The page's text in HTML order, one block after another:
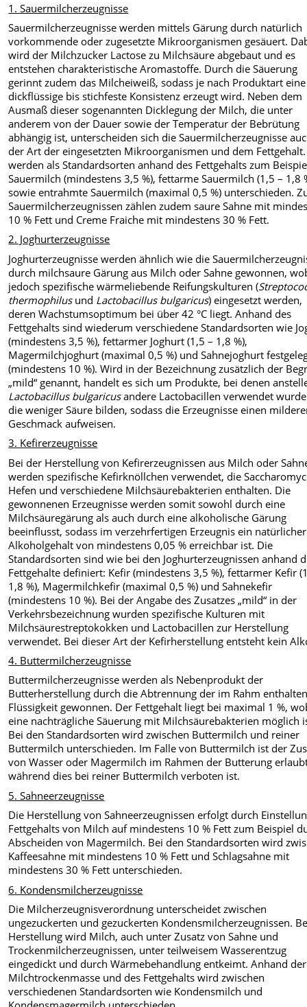
1. Sauermilcherzeugnisse
Sauermilcherzeugnisse werden mittels Gärung durch natürlich
vorkommende oder zugesetzte Mikroorganismen gesäuert.
wird der Milchzucker Lactose zu Milchsäure abgebaut und es
entstehen charakteristische Aromastoffe. Durch die Säuerung
gerinnt zudem das Milcheiweiß, sodass je nach Produktart eine
dickflüssige bis stichfeste Konsistenz erzeugt wird. Neben dem
Ausmaß dieser sogenannten Dicklegung der Milch, die unter
anderem von der Dauer sowie der Temperatur der Bebrütung
abhängig ist, unterscheiden sich die Sauermilcherzeugnisse
der Art der eingesetzten Mikroorganismen und dem Fettgehalt.
werden als Standardsorten anhand des Fettgehalts zum
Sauermilch (mindestens 3,5 %), fettarme Sauermilch (1,5 – 1,8
sowie entrahmte Sauermilch (maximal 0,5 %) unterschieden.
Sauermilcherzeugnissen zählen zudem saure Sahne mit
10 % Fett und Creme Fraiche mit mindestens 30 % Fett.
2. Joghurterzeugnisse
Joghurterzeugnisse werden ähnlich wie die
durch milchsaure Gärung aus Milch oder Sahne gewonnen,
jedoch spezifische wärmeliebende Reifungskulturen (
thermophilusund Lactobacillus bulgaricus) eingesetzt werden,
deren Wachstumsoptimum bei über 42 °C liegt. Anhand des
Fettgehalts sind wiederum verschiedene Standardsorten wie
(mindestens 3,5 %), fettarmer Joghurt (1,5 – 1,8 %),
Magermilchjoghurt (maximal 0,5 %) und Sahnejoghurt
(mindestens 10 %). Wird in der Bezeichnung zusätzlich der
„mild“ genannt, handelt es sich um Produkte, bei denen
Lactobacillus bulgaricusandere Lactobacillen verwendet
die weniger Säure bilden, sodass die Erzeugnisse einen
Geschmack aufweisen.
3. Kefirerzeugnisse
Bei der Herstellung von Kefirerzeugnissen aus Milch oder
werden spezifische Kefirknöllchen verwendet, die
Hefen und verschiedene Milchsäurebakterien enthalten. Die
gewonnenen Erzeugnisse werden somit sowohl durch eine
Milchsäuregärung als auch durch eine alkoholische Gärung
beeinflusst, sodass im verzehrfertigen Erzeugnis ein natürlicher
Alkoholgehalt von mindestens 0,05 % erreichbar ist. Die
Standardsorten sind wie bei den Joghurterzeugnissen anhand
Fettgehalte definiert: Kefir (mindestens 3,5 %), fettarmer Kefir
1,8 %), Magermilchkefir (maximal 0,5 %) und Sahnekefir
(mindestens 10 %). Bei der Angabe des Zusatzes „mild“ in der
Verkehrsbezeichnung wurden spezifische Kulturen mit
Milchsäurestreptokokken und Lactobacillen zur Herstellung
verwendet. Bei dieser Art der Kefirherstellung entsteht kein
4. Buttermilcherzeugnisse
Buttermilcherzeugnisse werden als Nebenprodukt der
Butterherstellung durch die Abtrennung der im Rahm
Flüssigkeit gewonnen. Der Fettgehalt liegt bei maximal 1 %,
eine nachträgliche Säuerung mit Milchsäurebakterien möglich
Bei den Standardsorten wird zwischen Buttermilch und reiner
Buttermilch unterschieden. Im Falle von Buttermilch ist der
von Wasser oder Magermilch im Rahmen der Butterung
während dies bei reiner Buttermilch verboten ist.
5. Sahneerzeugnisse
Die Herstellung von Sahneerzeugnissen erfolgt durch
Fettgehalts von Milch auf mindestens 10 % Fett zum Beispiel
Abscheiden von Magermilch. Bei den Standardsorten wird
Kaffeesahne mit mindestens 10 % Fett und Schlagsahne mit
mindestens 30 % Fett unterschieden.
6. Kondensmilcherzeugnisse
Die Milcherzeugnisverordnung unterscheidet zwischen
ungezuckerten und gezuckerten Kondensmilcherzeugnissen.
Herstellung wird Milch, auch unter Zusatz von Sahne und
Trockenmilcherzeugnissen, unter teilweisem Wasserentzug
eingedickt und durch Wärmebehandlung entkeimt. Anhand der
Milchtrockenmasse und des Fettgehalts wird zwischen
verschiedenen Standardsorten wie Kondensmilch und